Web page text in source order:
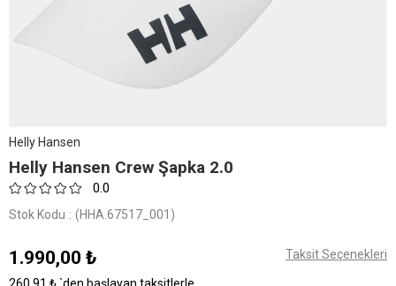
Helly Hansen
Helly Hansen Crew Şapka 2.0
0.0
Stok Kodu (HHA.67517_001)
1.990,00 ₺ Taksit Seçenekleri